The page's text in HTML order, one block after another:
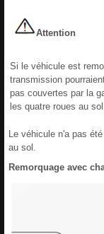
Attention
Si le véhicule est
transmission
pas couvertes par la
les quatre roues au sol.
Le véhicule n'a pas
au sol.
Remorquage avec